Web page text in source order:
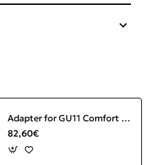
Adapter for GU11 Comfort Black (Box of 20 units)
82,60€